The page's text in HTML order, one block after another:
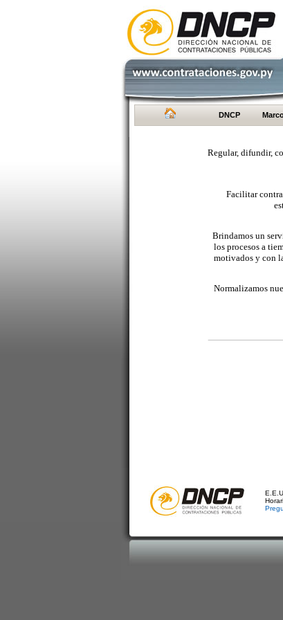
DNCP
Regular, difundir,
Facilitar
Brindamos un
los procesos a
motivados y con
Normalizamos